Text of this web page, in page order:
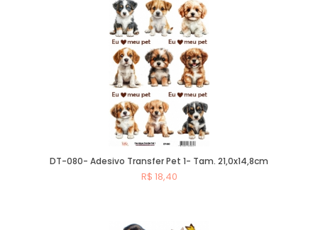
DT-080- Adesivo Transfer Pet 1- Tam. 21,0x14,8cm
R$ 18,40